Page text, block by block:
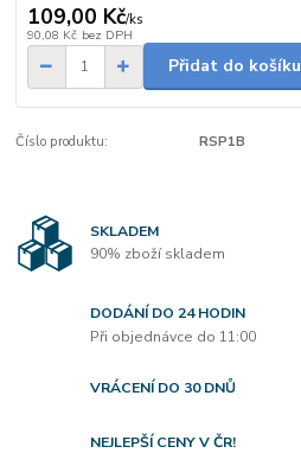
109,00 Kč/ks
90,08 Kč bez DPH
Přidat do košíku
Číslo produktu: RSP1B
SKLADEM
90% zboží skladem
DODÁNÍ DO 24 HODIN
Při objednávce do 11:00
VRÁCENÍ DO 30 DNŮ
NEJLEPŠÍ CENY V ČR!